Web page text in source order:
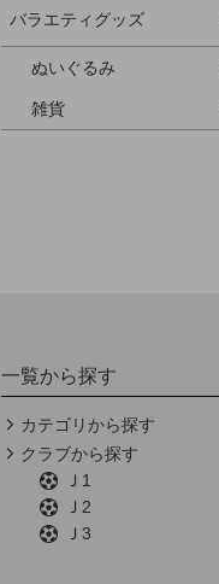
バラエティグッズ
ぬいぐるみ
雑貨
一覧から探す
カテゴリから探す
クラブから探す
Ｊ1
Ｊ2
Ｊ3